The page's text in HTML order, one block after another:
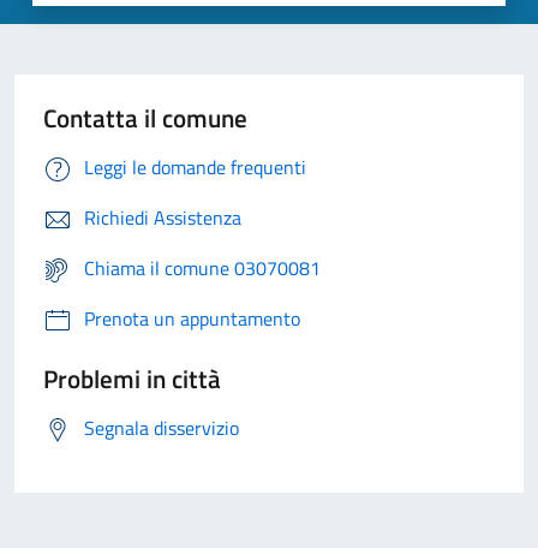
Contatta il comune
Leggi le domande frequenti
Richiedi Assistenza
Chiama il comune 03070081
Prenota un appuntamento
Problemi in città
Segnala disservizio